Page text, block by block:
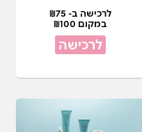
לרכישה ב- ₪75
במקום ₪100
לרכישה